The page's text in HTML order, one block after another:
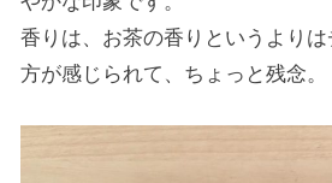
香りは、お茶の香りというより
方が感じられて、ちょっと残念。